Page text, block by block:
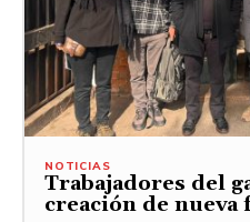
NOTICIAS
Trabajadores del
creación de nueva